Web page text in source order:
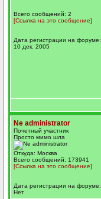
Всего сообщений: 2
[Ссылка на это сообщение]
Дата регистрации на форуме:
10 дек. 2005
Ne administrator
Почетный участник
Просто мимо шла
Откуда: Москва
Всего сообщений: 173941
[Ссылка на это сообщение]
Дата регистрации на форуме:
Нет